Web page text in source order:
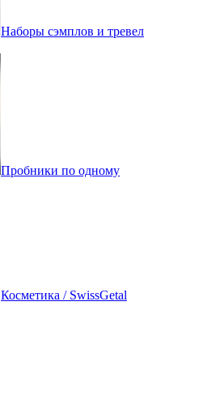
Наборы сэмплов и тревел
Пробники по одному
Косметика / SwissGetal